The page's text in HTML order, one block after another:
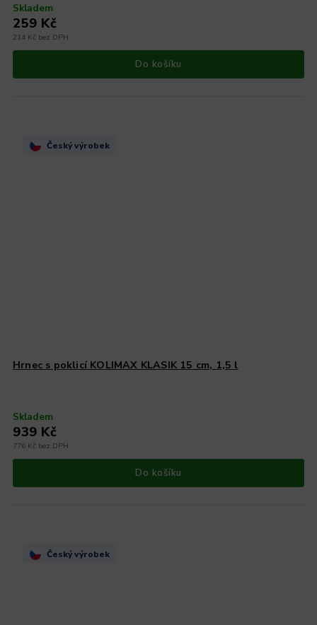
Skladem
214 Kč bez DPH
259 Kč
Do košíku
Český výrobek
Hrnec s poklicí KOLIMAX KLASIK 15 cm, 1,5 l
Skladem
776 Kč bez DPH
939 Kč
Do košíku
Český výrobek